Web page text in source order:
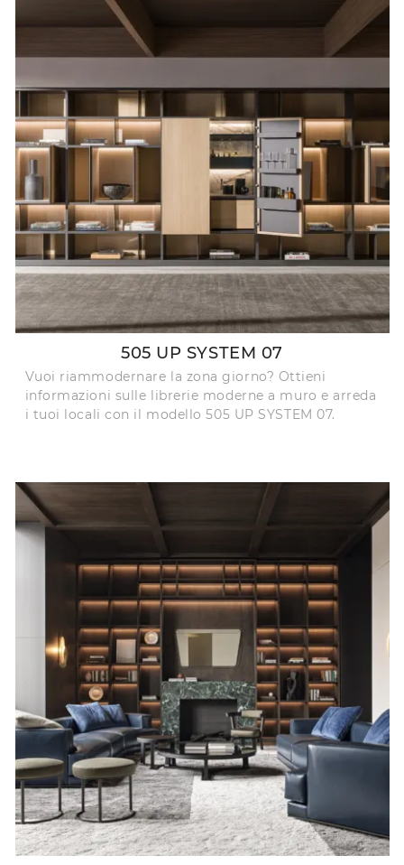
505 UP SYSTEM 07
Vuoi riammodernare la zona giorno? Ottieni
informazioni sulle librerie moderne a muro e arreda
i tuoi locali con il modello 505 UP SYSTEM 07.